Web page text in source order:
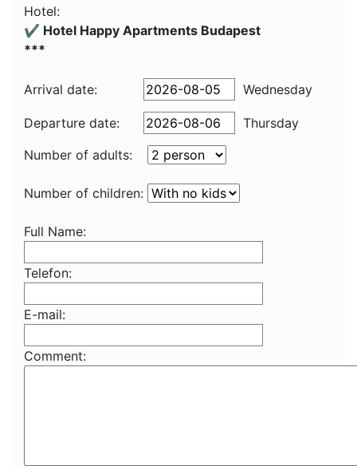
Hotel:
✔️ Hotel Happy Apartments Budapest
***
Arrival date: Wednesday
Departure date:
Thursday
Number of adults:
Number of children:
Full Name:
Telefon:
E-mail:
Comment: